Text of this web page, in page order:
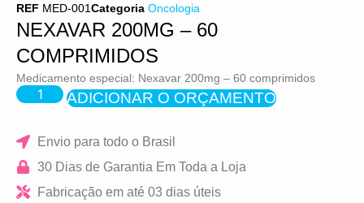
REF MED-001Categoria Oncologia
NEXAVAR 200MG – 60
COMPRIMIDOS
Medicamento especial: Nexavar 200mg – 60 comprimidos
ADICIONAR O ORÇAMENTO
Envio para todo o Brasil
30 Dias de Garantia Em Toda a Loja
Fabricação em até 03 dias úteis